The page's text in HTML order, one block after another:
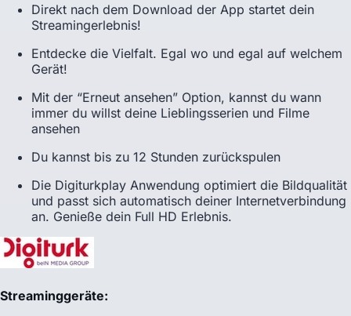
Direkt nach dem Download der App startet dein
Streamingerlebnis!
Entdecke die Vielfalt. Egal wo und egal auf welchem
Gerät!
Mit der “Erneut ansehen” Option, kannst du wann
immer du willst deine Lieblingsserien und Filme
ansehen
Du kannst bis zu 12 Stunden zurückspulen
Die Digiturkplay Anwendung optimiert die Bildqualität
und passt sich automatisch deiner Internetverbindung
an. Genieße dein Full HD Erlebnis.
Streaminggeräte: